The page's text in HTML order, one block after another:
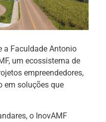
a Faculdade Antonio
um ecossistema de
empreendedores,
em soluções que
o InovAMF